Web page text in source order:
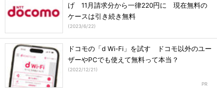
げ 11月請求分から一律220円に 現在無料の
ケースは引き続き無料
(2023/6/22)
ドコモの「d Wi-Fi」を試す ドコモ以外のユー
ザーやPCでも使えて無料って本当？
(2022/12/21)